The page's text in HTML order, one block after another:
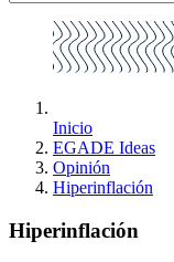
Inicio
EGADE Ideas
Opinión
Hiperinflación
Hiperinflación